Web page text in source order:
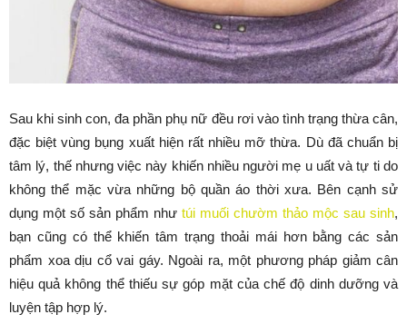
Sau khi sinh con, đa phần phụ nữ đều rơi vào tình trạng thừa cân,
đặc biệt vùng bụng xuất hiện rất nhiều mỡ thừa. Dù đã chuẩn bị
tâm lý, thế nhưng việc này khiến nhiều người mẹ u uất và tự ti do
không thể mặc vừa những bộ quần áo thời xưa. Bên cạnh sử
dụng một số sản phẩm như túi muối chườm thảo mộc sau sinh,
bạn cũng có thể khiến tâm trạng thoải mái hơn bằng các sản
phẩm xoa dịu cổ vai gáy. Ngoài ra, một phương pháp giảm cân
hiệu quả không thể thiếu sự góp mặt của chế độ dinh dưỡng và
luyện tập hợp lý.